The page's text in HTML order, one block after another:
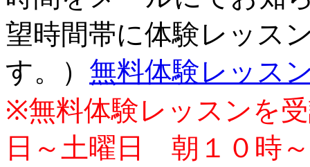
望時間帯に体験レッス
す。） 無料体験レッス
※無料体験レッスンを
日～土曜日 朝 １０時